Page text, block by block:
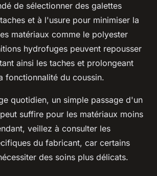
de sélectionner des galettes
et à l'usure pour minimiser la
matériaux comme le polyester
hydrofuges peuvent repousser
ainsi les taches et prolongeant
fonctionnalité du coussin.
quotidien, un simple passage d'un
suffire pour les matériaux moins
veillez à consulter les
du fabricant, car certains
des soins plus délicats.